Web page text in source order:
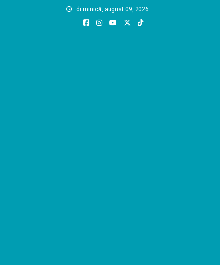
duminică, august 09, 2026